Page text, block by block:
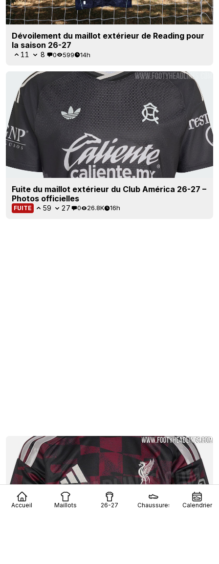
Accueil Maillots 26-27 Chaussures Calendrier
Dévoilement du maillot extérieur de Reading pour
la saison 26-27
11 8 0 599 14h
Fuite du maillot extérieur du Club América 26-27 –
Photos officielles
FUITE 59 27 0 26.8K 16h